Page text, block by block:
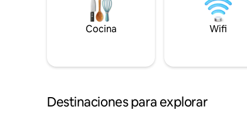
Cocina Wifi
Destinaciones para explorar